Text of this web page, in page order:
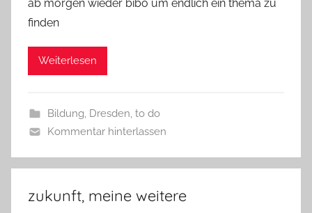
ab morgen wieder bibo um endlich ein thema zu
finden
Weiterlesen
Bildung, Dresden, to do
Kommentar hinterlassen
zukunft, meine weitere